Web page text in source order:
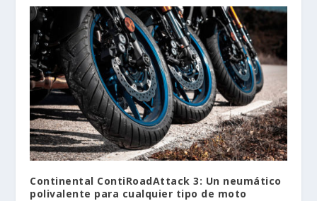
Continental ContiRoadAttack 3: Un neumático
polivalente para cualquier tipo de moto